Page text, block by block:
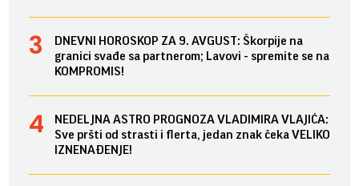
DNEVNI HOROSKOP ZA 9. AVGUST: Škorpije na
granici svađe sa partnerom; Lavovi - spremite se na
KOMPROMIS!
NEDELJNA ASTRO PROGNOZA VLADIMIRA VLAJIĆA:
Sve pršti od strasti i flerta, jedan znak čeka VELIKO
IZNENAĐENJE!